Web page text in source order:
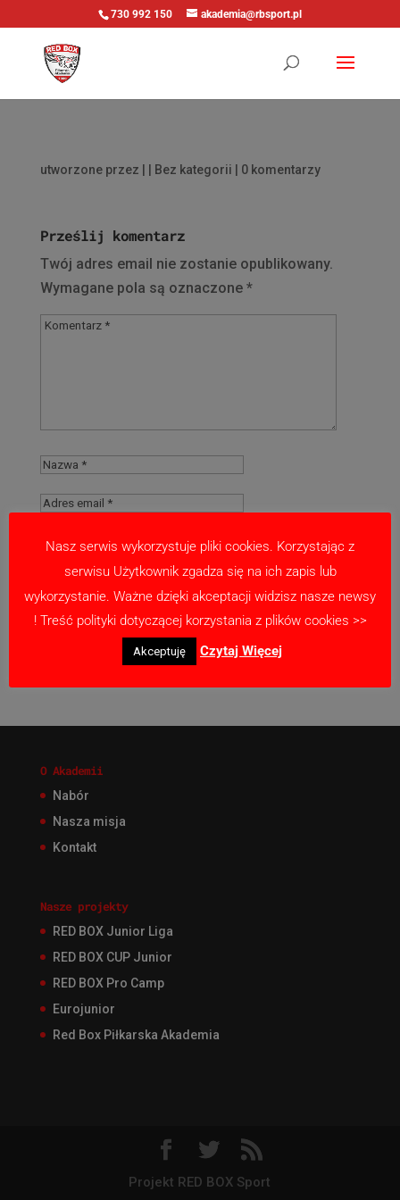
730 992 150 akademia@rbsport.pl
utworzone przez | Bez kategorii | 0 komentarzy
Prześlij komentarz
Twój adres email nie zostanie opublikowany.
Wymagane pola są oznaczone *
Zapamiętaj moje dane w tej przeglądarce
podczas pisania kolejnych komentarzy.
O Akademii
Nabór
Nasza misja
Kontakt
Nasze projekty
RED BOX Junior Liga
RED BOX CUP Junior
RED BOX Pro Camp
Eurojunior
Red Box Piłkarska Akademia
Projekt RED BOX Sport
Nasz serwis wykorzystuje pliki cookies. Korzystając z
serwisu Użytkownik zgadza się na ich zapis lub
wykorzystanie. Ważne dzięki akceptacji widzisz nasze newsy
! Treść polityki dotyczącej korzystania z plików cookies >>
Akceptuję Czytaj Więcej